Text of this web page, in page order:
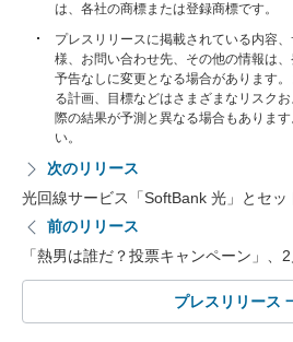
は、各社の商標または登録商標です。
プレスリリースに掲載されている内容
様、お問い合わせ先、その他の情報は
予告なしに変更となる場合があります
る計画、目標などはさまざまなリスク
際の結果が予測と異なる場合もありま
い。
次のリリース
光回線サービス「SoftBank 光」とセ
前のリリース
「熱男は誰だ？投票キャンペーン」
プレスリリース